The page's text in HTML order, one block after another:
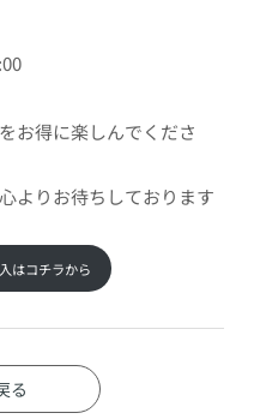
お得に楽しんでくださ
よりお待ちしております
はコチラから
る